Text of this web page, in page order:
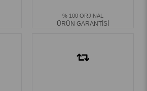
% 100 ORJİNAL
ÜRÜN GARANTİSİ